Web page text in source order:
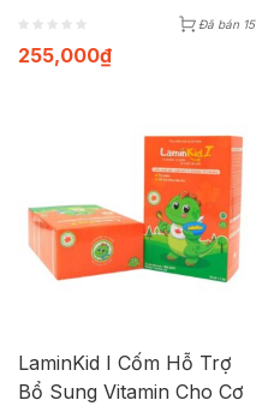
Đã bán 15
255,000₫
LaminKid I Cốm Hỗ Trợ
Bổ Sung Vitamin Cho Cơ